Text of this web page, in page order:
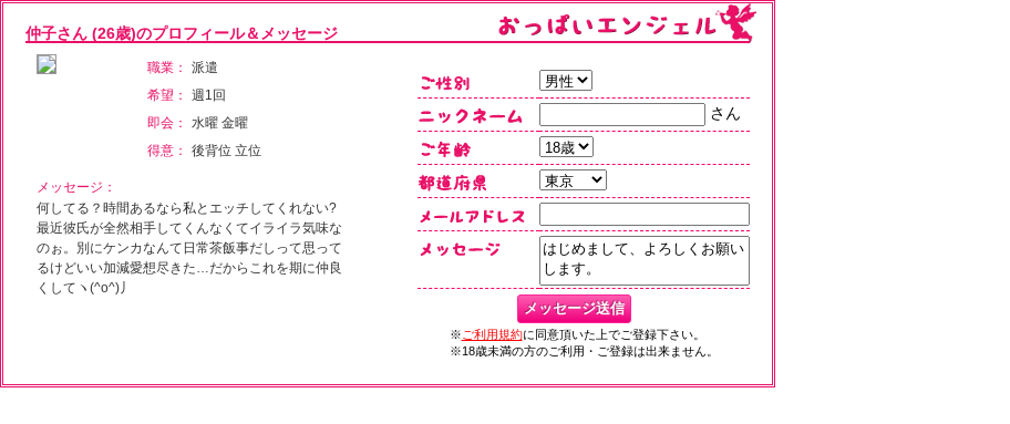
仲子さん (26歳)のプロフィール＆メッセージ
職業：
派遣
希望：
週1回
即会：
水曜 金曜
得意：
後背位 立位
メッセージ：
何してる？時間あるなら私とエッチしてくれない?
最近彼氏が全然相手してくんなくてイライラ気味な
のぉ。別にケンカなんて日常茶飯事だしって思って
るけどいい加減愛想尽きた…だからこれを期に仲良
くしてヽ(^o^)丿